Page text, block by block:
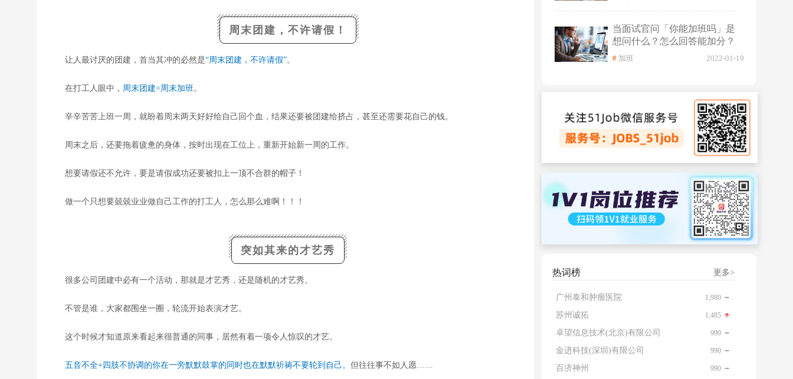
周末团建，不许请假！
让人最讨厌的团建，首当其冲的必然是“周末团建，不许请假”。
在打工人眼中， 周末团建=周末加班。
辛辛苦苦上班一周，就盼着周末两天好好给自己回个血，结果还要被团建给挤占，甚至还需要花自己的钱。
周末之后，还要拖着疲惫的身体，按时出现在工位上，重新开始新一周的工作。
想要请假还不允许，要是请假成功还要被扣上一顶不合群的帽子！
做一个只想要兢兢业业做自己工作的打工人，怎么那么难啊！！！
突如其来的才艺秀
很多公司团建中必有一个活动，那就是才艺秀，还是随机的才艺秀。
不管是谁，大家都围坐一圈，轮流开始表演才艺。
这个时候才知道原来看起来很普通的同事，居然有着一项令人惊叹的才艺。
五音不全+四肢不协调的你在一旁默默鼓掌的同时也在默默祈祷不要轮到自己。 但往往事不如人愿……
当面试官问「你能加班吗」是
想问什么？怎么回答能加分？
# 加班 2022-01-19
热词榜 更多>
广州泰和肿瘤医院 1,980
苏州诚拓 1,485
卓望信息技术(北京)有限公司 990
金进科技(深圳)有限公司 990
百济神州 990